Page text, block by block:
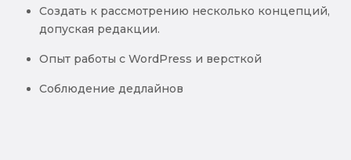
Создать к рассмотрению несколько концепций,
допуская редакции.
Опыт работы c WordPress и версткой
Соблюдение дедлайнов